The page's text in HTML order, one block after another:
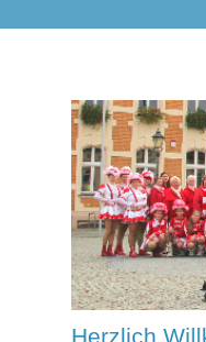
Herzlich